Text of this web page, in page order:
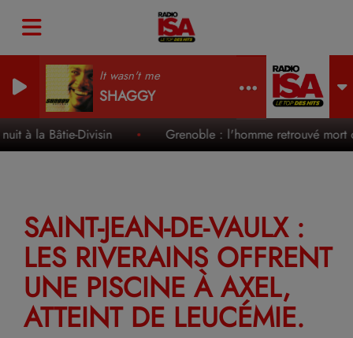
It wasn't me
SHAGGY
à la Bâtie-Divisin Grenoble : l'homme retrouvé mort
SAINT-JEAN-DE-VAULX :
LES RIVERAINS OFFRENT
UNE PISCINE À AXEL,
ATTEINT DE LEUCÉMIE.